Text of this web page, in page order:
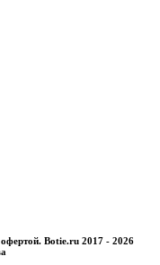
Botie.ru 2017 - 2026